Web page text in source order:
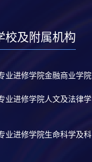
校及附属机构
业进修学院金融商业学院
业进修学院人文及法律学
业进修学院生命科学及科